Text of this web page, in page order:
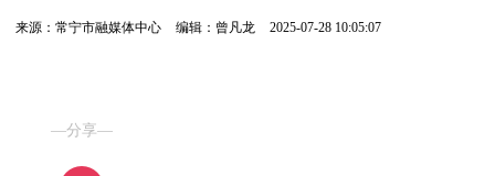
来源：常宁市融媒体中心 编辑：曾凡龙 2025-07-28 10:05:07
—分享—